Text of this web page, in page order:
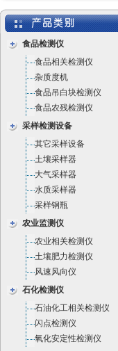
食品检测仪
食品相关检测仪
杂质度机
食品吊白块检测仪
食品农残检测仪
采样检测设备
其它采样设备
土壤采样器
大气采样器
水质采样器
采样钢瓶
农业监测仪
农业相关检测仪
土壤肥力检测仪
风速风向仪
石化检测仪
石油化工相关检测仪
闪点检测仪
氧化安定性检测仪